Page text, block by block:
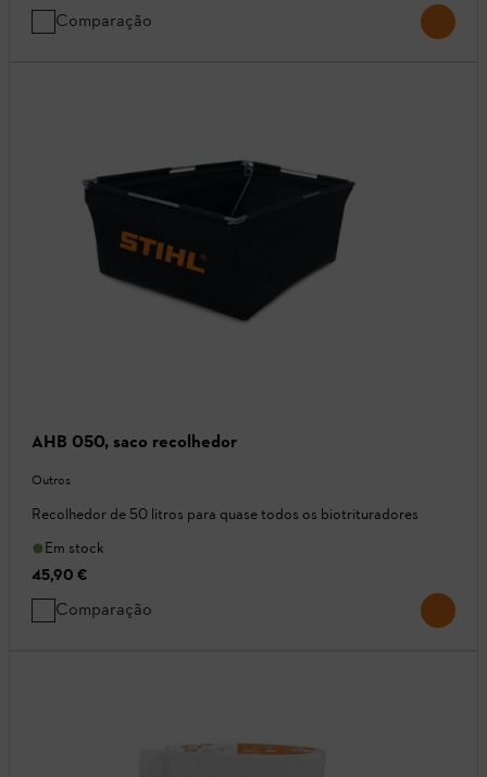
Comparação
AHB 050, saco recolhedor
Outros
Recolhedor de 50 litros para quase todos os biotrituradores
Em stock
45,90 €
Comparação